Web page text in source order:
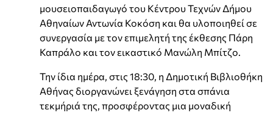
μουσειοπαιδαγωγό του Κέντρου Τεχνών Δήμου
Αθηναίων Αντωνία Κοκόση και θα υλοποιηθεί σε
συνεργασία με τον επιμελητή της έκθεσης Πάρη
Καπράλο και τον εικαστικό Μανώλη Μπίτζο.
Την ίδια ημέρα, στις 18:30, η Δημοτική Βιβλιοθήκη
Αθήνας διοργανώνει ξενάγηση στα σπάνια
τεκμήριά της, προσφέροντας μια μοναδική